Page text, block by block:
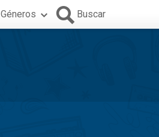
Géneros Buscar